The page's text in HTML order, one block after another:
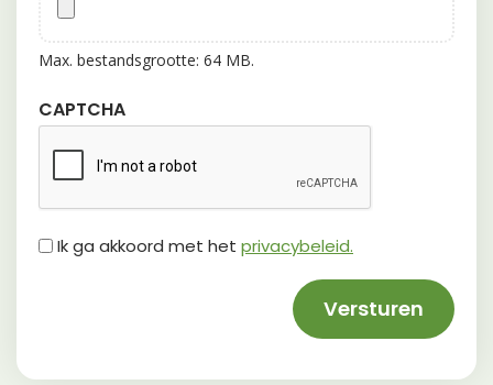
Max. bestandsgrootte: 64 MB.
CAPTCHA
Untitled
Ik ga akkoord met het privacybeleid.